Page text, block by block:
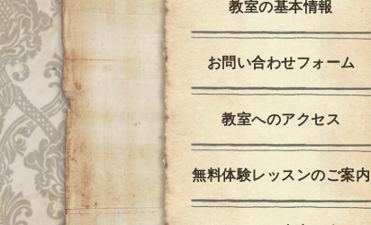
教室の基本情報
お問い合わせフォーム
教室へのアクセス
無料体験レッスンのご案内